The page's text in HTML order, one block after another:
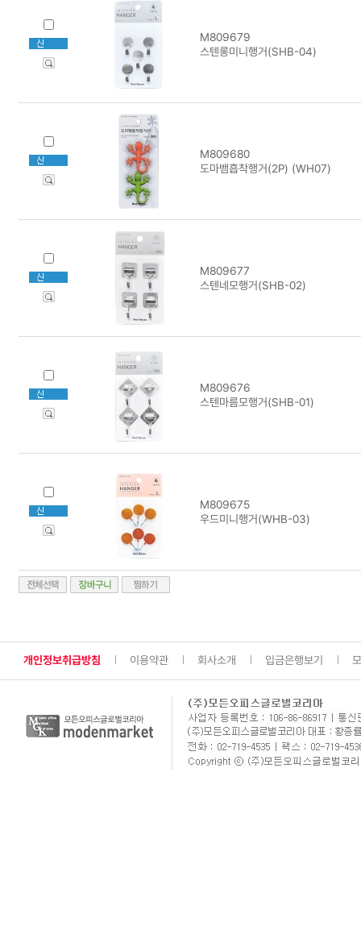
M809679
스텐롱미니행거(SHB-04)
M809680
도마뱀흡착행거(2P) (WH07)
M809677
스텐네모행거(SHB-02)
M809676
스텐마름모행거(SHB-01)
M809675
우드미니행거(WHB-03)
개인정보취급방침 이용약관 회사소개 입금은행보기